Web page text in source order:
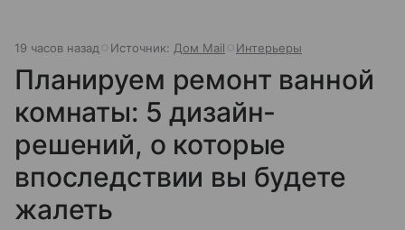
19 часов назад Источник: Дом Mail Интерьеры
Планируем ремонт ванной
комнаты: 5 дизайн-
решений, о которые
впоследствии вы будете
жалеть